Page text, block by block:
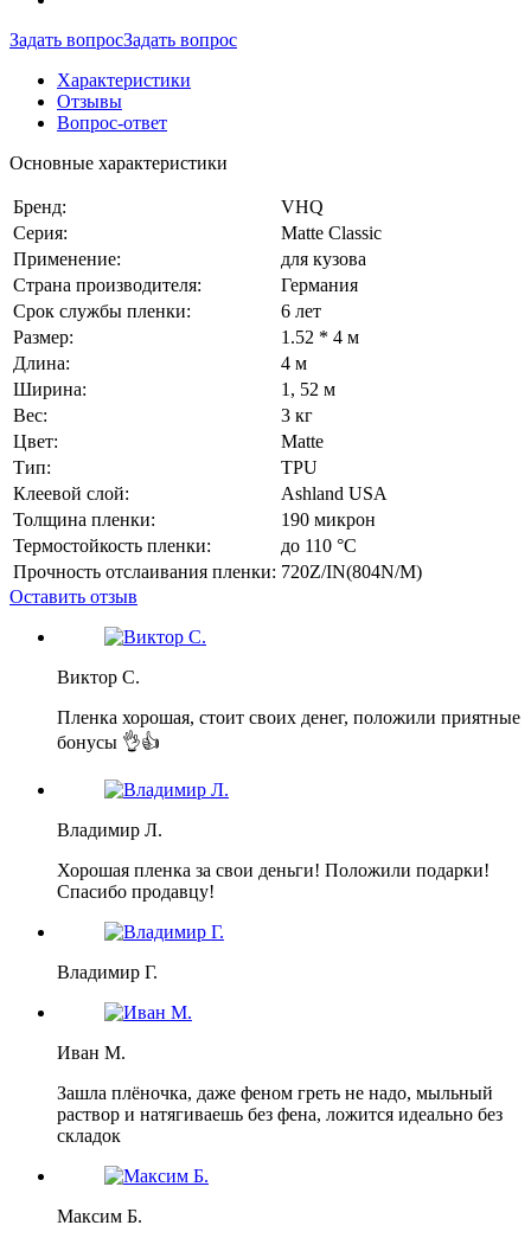
Задать вопросЗадать вопрос
Характеристики
Отзывы
Вопрос-ответ
Основные характеристики
Бренд:
VHQ
Серия:
Matte Classic
Применение:
для кузова
Страна производителя:
Германия
Срок службы пленки:
6 лет
Размер:
1.52 * 4 м
Длина:
4 м
Ширина:
1, 52 м
Вес:
3 кг
Цвет:
Matte
Тип:
TPU
Клеевой слой:
Ashland USA
Толщина пленки:
190 микрон
Термостойкость пленки:
до 110 °C
Прочность отслаивания пленки: 720Z/IN(804N/M)
Оставить отзыв
Виктор С.
Пленка хорошая, стоит своих денег, положили приятные
бонусы 👌👍
Владимир Л.
Хорошая пленка за свои деньги! Положили подарки!
Спасибо продавцу!
Владимир Г.
Иван М.
Зашла плёночка, даже феном греть не надо, мыльный
раствор и натягиваешь без фена, ложится идеально без
складок
Максим Б.